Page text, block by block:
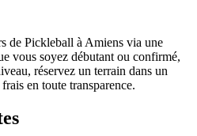
de Pickleball à Amiens via une
vous soyez débutant ou confirmé,
réservez un terrain dans un
en toute transparence.